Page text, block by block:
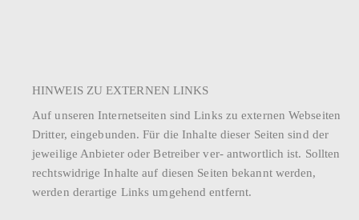
HINWEIS ZU EXTERNEN LINKS
Auf unseren Internetseiten sind Links zu externen Webseiten
Dritter, eingebunden. Für die Inhalte dieser Seiten sind der
jeweilige Anbieter oder Betreiber ver- antwortlich ist. Sollten
rechtswidrige Inhalte auf diesen Seiten bekannt werden,
werden derartige Links umgehend entfernt.